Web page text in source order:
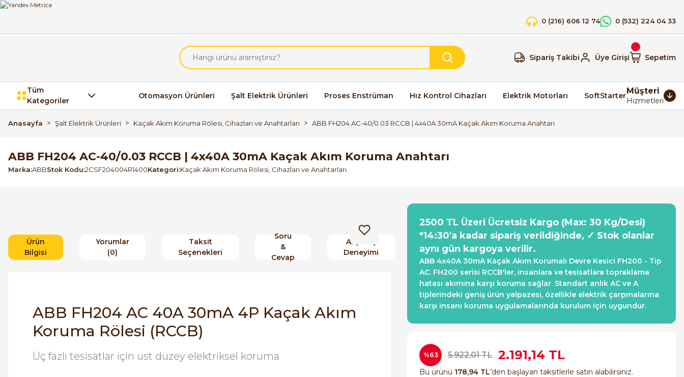
0 (216) 606 12 74 0 (532) 224 04 33
Sipariş Takibi Üye Girişi Sepetim
Tüm
Kategoriler
Otomasyon Ürünleri Şalt Elektrik Ürünleri Proses Enstrüman Hız Kontrol Cihazları Elektrik Motorları SoftStarterMüşteri
Hizmetleri
Anasayfa Şalt Elektrik Ürünleri Kaçak Akım Koruma Rölesi, Cihazları ve Anahtarları ABB FH204 AC-40/0.03 RCCB | 4x40A 30mA Kaçak Akım Koruma Anahtarı
ABB FH204 AC-40/0.03 RCCB | 4x40A 30mA Kaçak Akım Koruma Anahtarı
Marka ABBStok Kodu 2CSF204004R1400Kategori Kaçak Akım Koruma Rölesi, Cihazları ve Anahtarları
Ürün
Bilgisi
Yorumlar
(0)
Taksit
Seçenekleri
Soru
&
Cevap
Alışveriş
Deneyimi
ABB FH204 AC 40A 30mA 4P Kaçak Akım
Koruma Rölesi (RCCB)
Üç fazlı tesisatlar için üst düzey elektriksel koruma
2500 TL Üzeri Ücretsiz Kargo (Max: 30 Kg/Desi)
*14:30'a kadar sipariş verildiğinde, ✓ Stok olanlar
aynı gün kargoya verilir.
ABB 4x40A 30mA Kaçak Akım Korumalı Devre Kesici FH200 - Tip
AC. FH200 serisi RCCB'ler, insanlara ve tesisatlara topraklama
hatası akımına karşı koruma sağlar. Standart anlık AC ve A
tiplerindeki geniş ürün yelpazesi, özellikle elektrik çarpmalarına
karşı insanı koruma uygulamalarında kurulum için uygundur.
%63 5.922,01 TL 2.191,14 TL
Bu ürünü 178,94 TL’den başlayan taksitlerle satın alabilirsiniz.